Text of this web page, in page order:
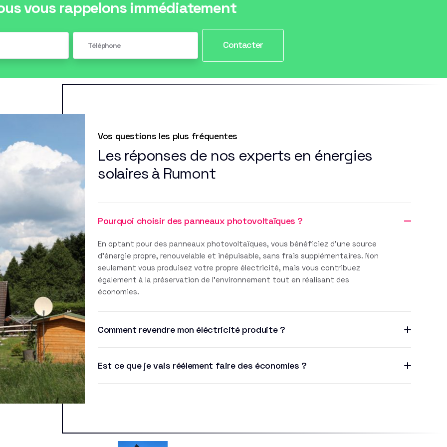
vous rappelons immédiatement
Contacter
Vos questions les plus fréquentes
Les réponses de nos experts en énergies
solaires à Rumont
Pourquoi choisir des panneaux photovoltaïques ?
En optant pour des panneaux photovoltaïques, vous bénéficiez d'une source
d'énergie propre, renouvelable et inépuisable, sans frais supplémentaires. Non
seulement vous produisez votre propre électricité, mais vous contribuez
également à la préservation de l'environnement tout en réalisant des
économies.
Comment revendre mon éléctricité produite ?
Est ce que je vais réélement faire des économies ?